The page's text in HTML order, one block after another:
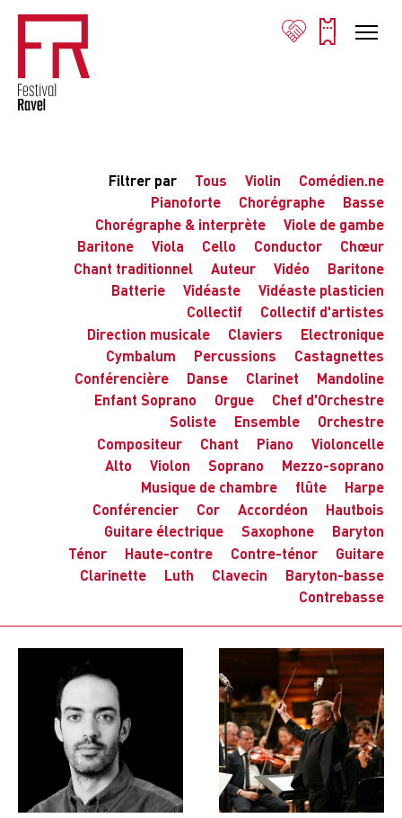
Filtrer par Tous Violin
Comédien.ne
Pianoforte
Chorégraphe
Basse
Chorégraphe & interprète
Viole de gambe
Baritone
Viola Cello Conductor
Chœur
Chant traditionnel
Auteur Vidéo
Baritone
Batterie
Vidéaste
Vidéaste plasticien
Collectif
Collectif d'artistes
Direction musicale
Claviers
Electronique
Cymbalum
Percussions
Castagnettes
Conférencière
Danse Clarinet
Mandoline
Enfant Soprano
Orgue
Chef d'Orchestre
Soliste
Ensemble
Orchestre
Compositeur
Chant Piano
Violoncelle
Alto
Violon Soprano
Mezzo-soprano
Musique de chambre
flûte
Harpe
Conférencier
Cor Accordéon
Hautbois
Guitare électrique
Saxophone
Baryton
Ténor
Haute-contre Contre-ténor
Guitare
Clarinette
Luth Clavecin
Baryton-basse
Contrebasse